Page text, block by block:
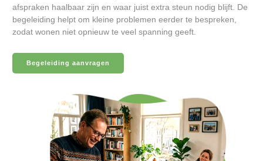
afspraken haalbaar zijn en waar juist extra steun nodig blijft. De
begeleiding helpt om kleine problemen eerder te bespreken,
zodat wonen niet opnieuw te veel spanning geeft.
Begeleiding aanvragen